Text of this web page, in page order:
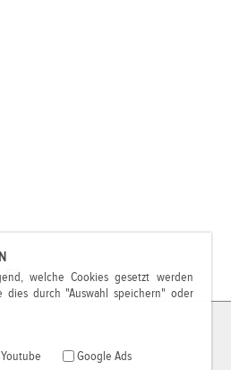
welche Cookies gesetzt werden
dies durch "Auswahl speichern" oder
Youtube Google Ads
€*